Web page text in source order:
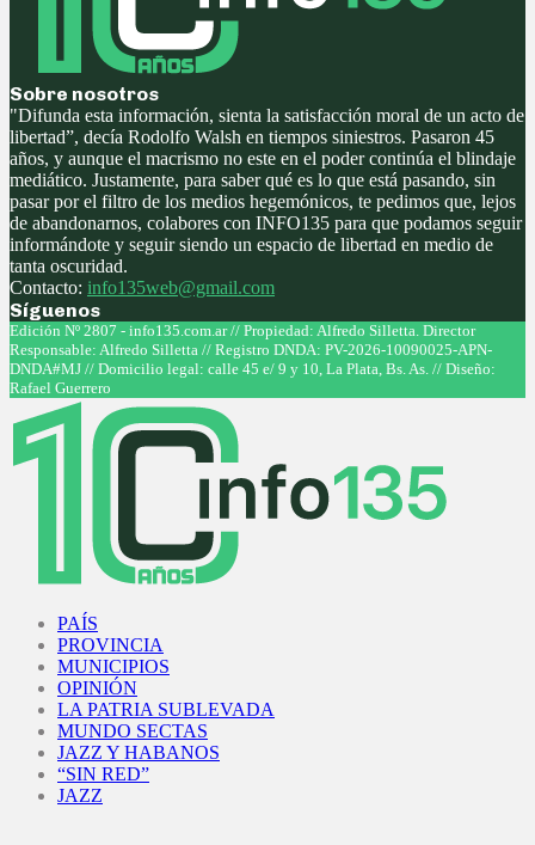
Sobre nosotros
"Difunda esta información, sienta la satisfacción moral de un acto de
libertad”, decía Rodolfo Walsh en tiempos siniestros. Pasaron 45
años, y aunque el macrismo no este en el poder continúa el blindaje
mediático. Justamente, para saber qué es lo que está pasando, sin
pasar por el filtro de los medios hegemónicos, te pedimos que, lejos
de abandonarnos, colabores con INFO135 para que podamos seguir
informándote y seguir siendo un espacio de libertad en medio de
tanta oscuridad.
Contacto: info135web@gmail.com
Síguenos
Facebook
Twitter
Instagram
Youtube
Edición Nº 2807 - info135.com.ar // Propiedad: Alfredo Silletta. Director
Responsable: Alfredo Silletta // Registro DNDA: PV-2026-10090025-APN-
DNDA#MJ // Domicilio legal: calle 45 e/ 9 y 10, La Plata, Bs. As. // Diseño:
Rafael Guerrero
PAÍS
PROVINCIA
MUNICIPIOS
OPINIÓN
LA PATRIA SUBLEVADA
MUNDO SECTAS
JAZZ Y HABANOS
“SIN RED”
JAZZ